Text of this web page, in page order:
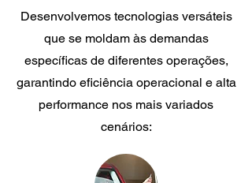
Desenvolvemos tecnologias versáteis
que se moldam às demandas
específicas de diferentes operações,
garantindo eficiência operacional e alta
performance nos mais variados
cenários: